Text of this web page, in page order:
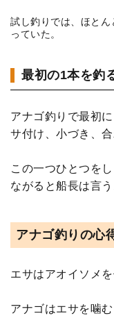
試し釣りでは、ほと
っていた。
最初の1本を釣
アナゴ釣りで最初
サ付け、小づき、
この一つひとつを
ながると船長は言う
アナゴ釣りの心
エサはアオイソメを
アナゴはエサを噛